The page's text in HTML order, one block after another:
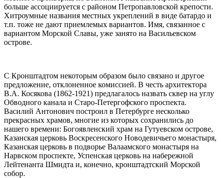
больше ассоциируется с районом Петропавловской крепости.
Хитроумные названия местных укреплений в виде батардо и
т.п. тоже не дают приемлемых вариантов. Имя, связанное с
вариантом Морской Славы, уже занято на Васильевском
острове.
С Кронштадтом некоторым образом было связано и другое
предложение, отклоненное комиссией. В честь архитектора
В.А. Косякова (1862-1921) предлагалось назвать сквер на углу
Обводного канала и Старо-Петергофского проспекта.
Василий Антонович построил в Петербурге несколько
прекрасных храмов, многие из которых сохранились до
нашего времени: Богоявленский храм на Гутуевском острове,
Казанская церковь Воскресенского Новодевичьего монастыря,
Казанская церковь в подворье Валаамского монастыря на
Нарвском проспекте, Успенская церковь на набережной
Лейтенанта Шмидта и, конечно, кронштадтский Морской
собор.